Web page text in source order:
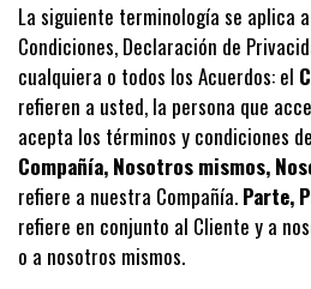
La siguiente terminología se aplica
Condiciones, Declaración de
cualquiera o todos los Acuerdos: el
refieren a usted, la persona que
acepta los términos y condiciones
Compañía, Nosotros mismos,
refiere a nuestra Compañía. Parte,
refiere en conjunto al Cliente y a
o a nosotros mismos.